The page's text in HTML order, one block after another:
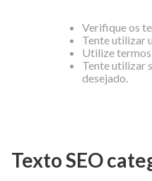
Verifique os
Tente utilizar
Utilize termos
Tente utilizar
desejado.
Texto SEO